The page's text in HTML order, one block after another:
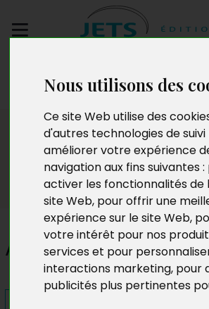
Nous utilisons des
Ce site Web utilise des
d'autres technologies de
améliorer votre expérience
navigation aux fins suivantes :
activer les fonctionnalités de
site Web, pour offrir une
expérience sur le site Web,
votre intérêt pour nos
services et pour
interactions marketing, pour
publicités plus pertinentes
manuscrit
Presse
Anna